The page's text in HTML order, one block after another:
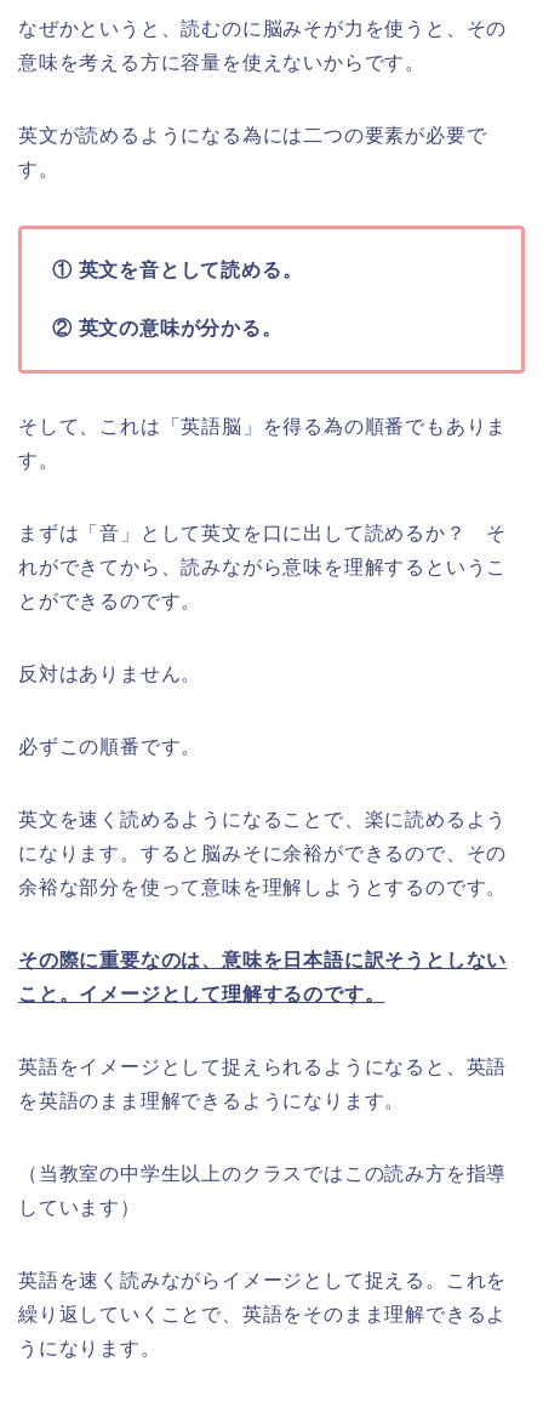
なぜかというと、読むのに脳みそが力を使うと、その
意味を考える方に容量を使えないからです。
英文が読めるようになる為には二つの要素が必要で
す。
① 英文を音として読める。
② 英文の意味が分かる。
そして、これは「英語脳」を得る為の順番でもありま
す。
まずは「音」として英文を口に出して読めるか？ そ
れができてから、読みながら意味を理解するというこ
とができるのです。
反対はありません。
必ずこの順番です。
英文を速く読めるようになることで、楽に読めるよう
になります。すると脳みそに余裕ができるので、その
余裕な部分を使って意味を理解しようとするのです。
その際に重要なのは、意味を日本語に訳そうとしない
こと。イメージとして理解するのです。
英語をイメージとして捉えられるようになると、英語
を英語のまま理解できるようになります。
（当教室の中学生以上のクラスではこの読み方を指導
しています）
英語を速く読みながらイメージとして捉える。これを
繰り返していくことで、英語をそのまま理解できるよ
うになります。